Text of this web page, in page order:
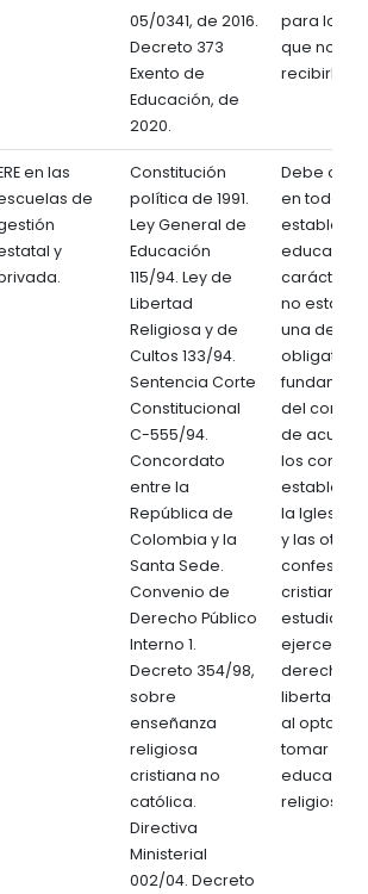
05/0341, de 2016.
Decreto 373
Exento de
Educación, de
2020.
para los
que no
recibirla.
en las
de
y
Constitución
política de 1991.
Ley General de
Educación
115/94. Ley de
Libertad
Religiosa y de
Cultos 133/94.
Sentencia Corte
Constitucional
C-555/94.
Concordato
entre la
República de
Colombia y la
Santa Sede.
Convenio de
Derecho Público
Interno 1.
Decreto 354/98,
sobre
enseñanza
religiosa
cristiana no
católica.
Directiva
Ministerial
002/04. Decreto
Debe
en todos
carácter
no estatal,
una de las
del
de
los
la Iglesia
y las otras
cristianas.
ejercen su
derecho a
libertad
al optar o
tomar la
educación
religiosa.